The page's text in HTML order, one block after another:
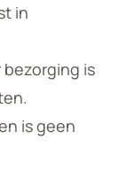
in
is
is geen